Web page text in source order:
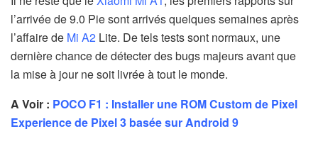
l’arrivée de 9.0 Pie sont arrivés quelques semaines après
l’affaire de Mi A2 Lite. De tels tests sont normaux, une
dernière chance de détecter des bugs majeurs avant que
la mise à jour ne soit livrée à tout le monde.
A Voir : POCO F1 : Installer une ROM Custom de Pixel
Experience de Pixel 3 basée sur Android 9